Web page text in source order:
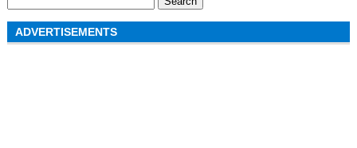
for:
ADVERTISEMENTS